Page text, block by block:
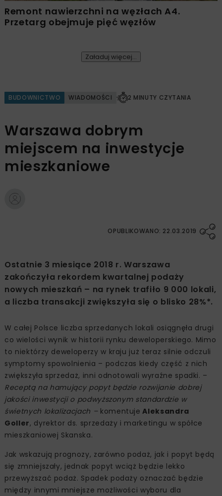
Remont nawierzchni na węzłach A4.
Przetarg obejmuje pięć węzłów
Załaduj więcej...
BUDOWNICTWO WIADOMOŚCI 2 MINUTY CZYTANIA
Warszawa dobrym
miejscem na inwestycje
mieszkaniowe
OPUBLIKOWANO: 22.03.2019
Ostatnie 3 miesiące 2018 r. Warszawa
zakończyła rekordem kwartalnej podaży
nowych mieszkań – na rynek trafiło 9 000 lokali,
a liczba transakcji zwiększyła się o blisko 28%*.
W całej Polsce liczba sprzedanych lokali osiągnęła drugi
co wielości wynik w historii rynku deweloperskiego. Mimo
to niektórzy deweloperzy w kraju już teraz silnie odczuli
symptomy spowolnienia – podczas kiedy część z nich
zwiększyła sprzedaż, inni odnotowali wyraźne spadki. –
Receptą na hamujący popyt będzie rozwijanie dobrej
jakości inwestycji o podwyższonym standardzie w
świetnych lokalizacjach –komentuje Aleksandra
Goller, dyrektor ds. sprzedaży i marketingu w spółce
mieszkaniowej Skanska.
Jak wskazują prognozy, zarówno podaż, jak i popyt będą
się zmniejszały, jednak popyt wciąż będzie lekko
przewyższać podaż. Spadek podaży oznaczać będzie
między innymi mniejsze możliwości wyboru dla